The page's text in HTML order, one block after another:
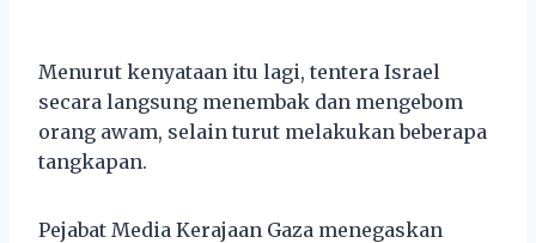
Menurut kenyataan itu lagi, tentera Israel
secara langsung menembak dan mengebom
orang awam, selain turut melakukan beberapa
tangkapan.
Pejabat Media Kerajaan Gaza menegaskan